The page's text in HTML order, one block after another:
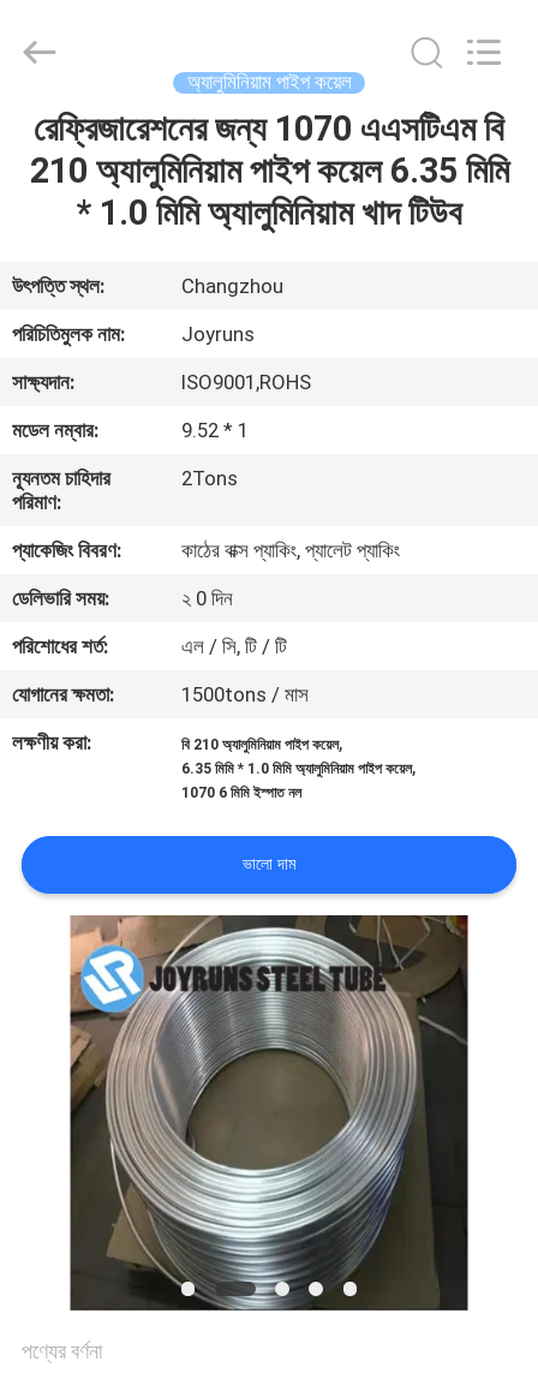
বাড়ি
আমাদের
সম্পর্কে
কারখানা
ভ্রমণ
নিয়ন্ত্রণ
যোগাযোগ
করুন
উদ্ধৃতির
আবেদন
সাইটম্যাপ
গোপনীয়তা
Tube
Reserved.
অ্যালুমিনিয়াম পাইপ কয়েল
রেফ্রিজারেশনের জন্য 1070 এএসটিএম বি
210 অ্যালুমিনিয়াম পাইপ কয়েল 6.35 মিমি
* 1.0 মিমি অ্যালুমিনিয়াম খাদ টিউব
উৎপত্তি স্থল:
Changzhou
পরিচিতিমুলক নাম:
Joyruns
সাক্ষ্যদান:
ISO9001,ROHS
মডেল নম্বার:
9.52 * 1
ন্যূনতম চাহিদার
পরিমাণ:
2Tons
প্যাকেজিং বিবরণ:
কাঠের বাক্স প্যাকিং, প্যালেট প্যাকিং
ডেলিভারি সময়:
২ 0 দিন
পরিশোধের শর্ত:
এল / সি, টি / টি
যোগানের ক্ষমতা:
1500tons / মাস
লক্ষণীয় করা:
বি 210 অ্যালুমিনিয়াম পাইপ কয়েল,
6.35 মিমি * 1.0 মিমি অ্যালুমিনিয়াম পাইপ কয়েল,
1070 6 মিমি ইস্পাত নল
ভালো দাম
পণ্যের বর্ণনা